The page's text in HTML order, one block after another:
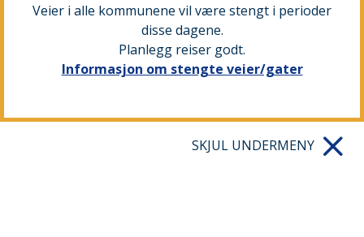
Veier i alle kommunene vil være stengt i perioder
disse dagene.
Planlegg reiser godt.
Informasjon om stengte veier/gater
SKJUL UNDERMENY